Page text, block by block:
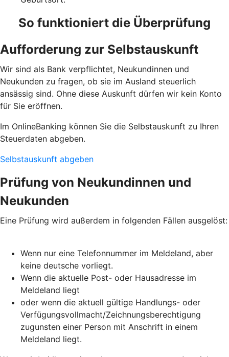
So funktioniert die Überprüfung
Aufforderung zur Selbstauskunft
Wir sind als Bank verpflichtet, Neukundinnen und
Neukunden zu fragen, ob sie im Ausland steuerlich
ansässig sind. Ohne diese Auskunft dürfen wir kein Konto
für Sie eröffnen.
Im OnlineBanking können Sie die Selbstauskunft zu Ihren
Steuerdaten abgeben.
Selbstauskunft abgeben
Prüfung von Neukundinnen und
Neukunden
Eine Prüfung wird außerdem in folgenden Fällen ausgelöst:
Wenn nur eine Telefonnummer im Meldeland, aber
keine deutsche vorliegt.
Wenn die aktuelle Post- oder Hausadresse im
Meldeland liegt
oder wenn die aktuell gültige Handlungs- oder
Verfügungsvollmacht/Zeichnungsberechtigung
zugunsten einer Person mit Anschrift in einem
Meldeland liegt.